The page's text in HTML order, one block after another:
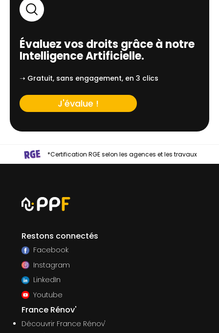
Évaluez vos droits grâce à notre
Intelligence Artificielle.
➝ Gratuit, sans engagement, en 3 clics
J'évalue !
*Certification RGE selon les agences et les travaux
Restons connectés
Facebook
Instagram
LinkedIn
Youtube
France Rénov'
Découvrir France Rénov'